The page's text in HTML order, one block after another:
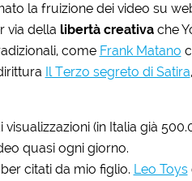
la fruizione dei video su
via della libertà creativache
come Frank Matano
Il Terzo segreto di Satira,
(in Italia già
quasi ogni giorno.
citati da mio figlio. Leo Toys